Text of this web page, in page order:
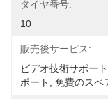
タイヤ番号:
10
販売後サービス:
ビデオ技術サポー
ポート, 免費のスペ